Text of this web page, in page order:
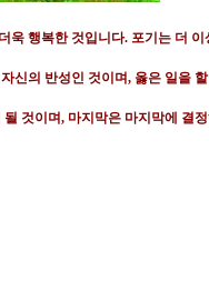
욱 행복한 것입니다. 포기는 더 이
신의 반성인 것이며, 옳은 일을
것이며, 마지막은 마지막에 결